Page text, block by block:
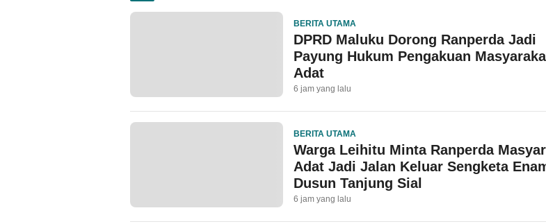
BERITA UTAMA
DPRD Maluku Dorong Ranperda Jadi
Payung Hukum Pengakuan
Adat
6 jam yang lalu
BERITA UTAMA
Warga Leihitu Minta Ranperda
Adat Jadi Jalan Keluar Sengketa
Dusun Tanjung Sial
6 jam yang lalu